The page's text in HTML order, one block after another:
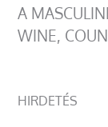
A
WINE,
HIRDETÉS